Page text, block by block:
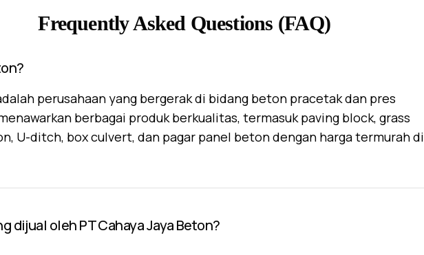
Frequently Asked Questions (FAQ)
perusahaan yang bergerak di bidang beton pracetak dan pres
berbagai produk berkualitas, termasuk paving block, grass
U-ditch, box culvert, dan pagar panel beton dengan harga termurah di
dijual oleh PT Cahaya Jaya Beton?